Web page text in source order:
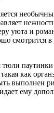
уюта и
смотрится в
как
выполнен
ему